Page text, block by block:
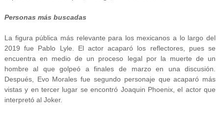
Personas más buscadas
La figura pública más relevante para los mexicanos a lo largo del
2019 fue Pablo Lyle. El actor acaparó los reflectores, pues se
encuentra en medio de un proceso legal por la muerte de un
hombre al que golpeó a finales de marzo en una discusión.
Después, Evo Morales fue segundo personaje que acaparó más
vistas y en tercer lugar se encontró Joaquin Phoenix, el actor que
interpretó al Joker.